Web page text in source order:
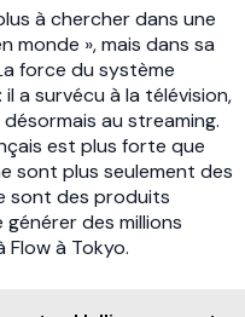
à chercher dans une
monde », mais dans sa
force du système
a survécu à la télévision,
au streaming.
est plus forte que
sont plus seulement des
sont des produits
des millions
Flow à Tokyo.